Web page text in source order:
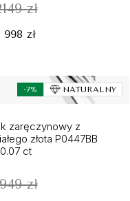
zł
998 zł
-7% NATURALNY
zaręczynowy z
złota P0447BB
0.07 ct
zł